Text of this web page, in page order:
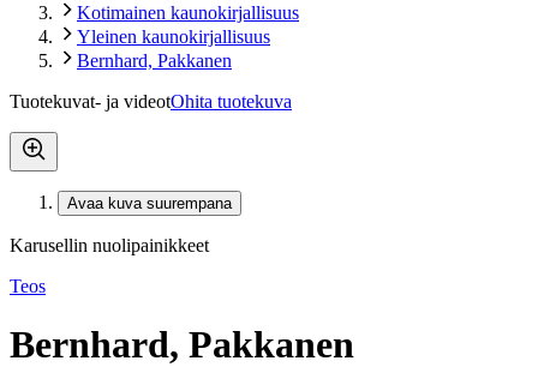
Kotimainen kaunokirjallisuus
Yleinen kaunokirjallisuus
Bernhard, Pakkanen
Tuotekuvat- ja videotOhita tuotekuva
Avaa kuva suurempana
Karusellin nuolipainikkeet
Teos
Bernhard, Pakkanen